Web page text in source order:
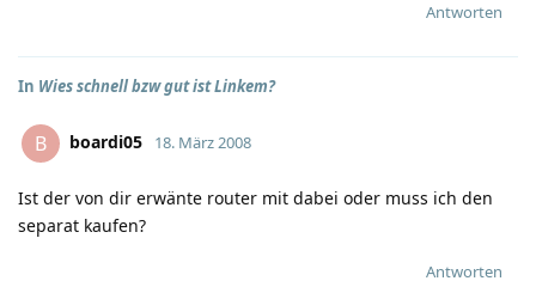
Antworten
In Wies schnell bzw gut ist Linkem?
B boardi05 18. März 2008
Ist der von dir erwänte router mit dabei oder muss ich den
separat kaufen?
Antworten